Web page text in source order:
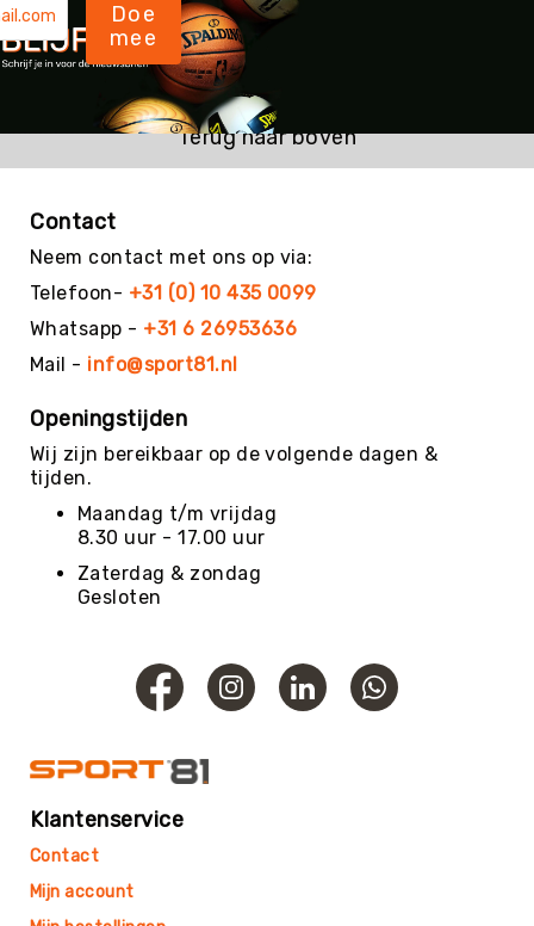
Poull
Ball
Roundnet
Rugby
Scouting/Outdoor
Sporten
Speedbadminton
Spikeball
Squash
Tafeltennis
Tafelvoetbal
Tchoukbal
Tchouks
Ballen
Trampolinespringen
Trendsporten
/
Vechtsport
&
Doe
mee
Terug naar boven
Contact
Neem contact met ons op via:
Telefoon- +31 (0) 10 435 0099
Whatsapp - +31 6 26953636
Mail - info@sport81.nl
Openingstijden
Wij zijn bereikbaar op de volgende dagen &
tijden.
Maandag t/m vrijdag
8.30 uur - 17.00 uur
Zaterdag & zondag
Gesloten
Klantenservice
Contact
Mijn account